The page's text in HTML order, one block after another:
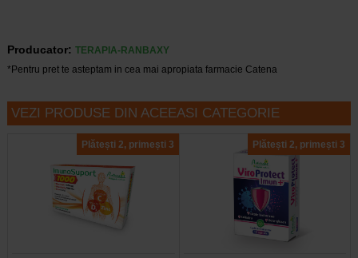
Producator: TERAPIA-RANBAXY
*Pentru pret te asteptam in cea mai apropiata farmacie Catena
VEZI PRODUSE DIN ACEEASI CATEGORIE
Plătești 2, primești 3 Plătești 2, primești 3